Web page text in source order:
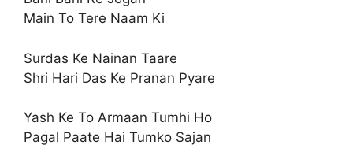
Main To Tere Naam Ki
Surdas Ke Nainan Taare
Shri Hari Das Ke Pranan Pyare
Yash Ke To Armaan Tumhi Ho
Pagal Paate Hai Tumko Sajan